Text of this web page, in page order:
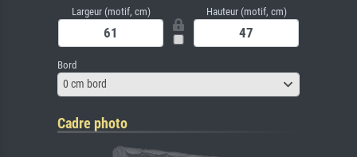
Largeur (motif, cm) Hauteur (motif, cm)
Bord
0 cm bord
Cadre photo